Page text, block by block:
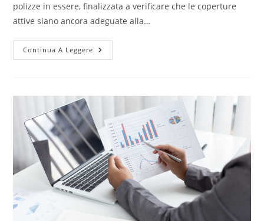
polizze in essere, finalizzata a verificare che le coperture
attive siano ancora adeguate alla…
Continua A Leggere